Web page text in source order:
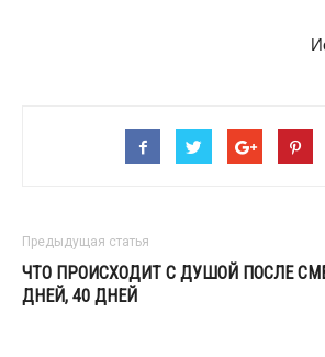
Предыдущая статья
ЧТО ПРОИСХОДИТ С ДУШОЙ ПОСЛЕ
ДНЕЙ, 40 ДНЕЙ